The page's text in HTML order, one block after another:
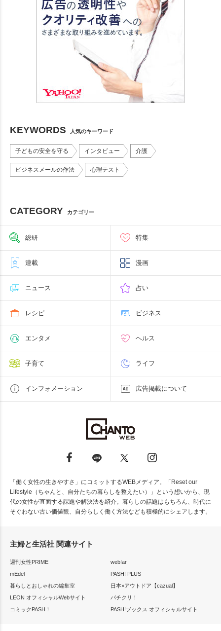
KEYWORDS 人気のキーワード
子どもの安全を守る インタビュー 介護
ビジネスメールの作法 心理テスト
CATEGORY カテゴリー
総研 特集
連載 漫画
ニュース 占い
レシピ ビジネス
エンタメ ヘルス
子育て ライフ
インフォメーション 広告掲載について
「働く女性の生きやすさ」にコミットするWEBメディア。「Reset our
Lifestyle（ちゃんと、自分たちの暮らしを整えたい）」という想いから、現
代の女性が直面する課題や解決法を紹介。暮らしの話題はもちろん、時代に
そぐわない古い価値観、自分らしく働く方法なども積極的にシェアします。
主婦と生活社 関連サイト
週刊女性PRIME
web!ar
mEdel
PASH! PLUS
暮らしとおしゃれの編集室
日本×アウトドア【cazual】
LEON オフィシャルWebサイト
パチクリ！
コミックPASH！
PASH!ブックス オフィシャルサイト